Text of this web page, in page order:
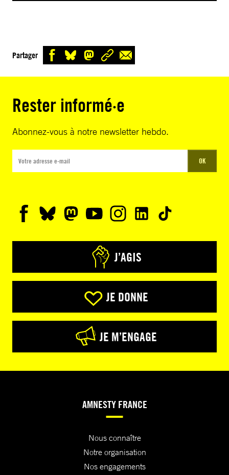
Partager
Rester informé·e
Abonnez-vous à notre newsletter hebdo.
OK
J’AGIS
JE DONNE
JE M’ENGAGE
AMNESTY FRANCE
Nous connaître
Notre organisation
Nos engagements